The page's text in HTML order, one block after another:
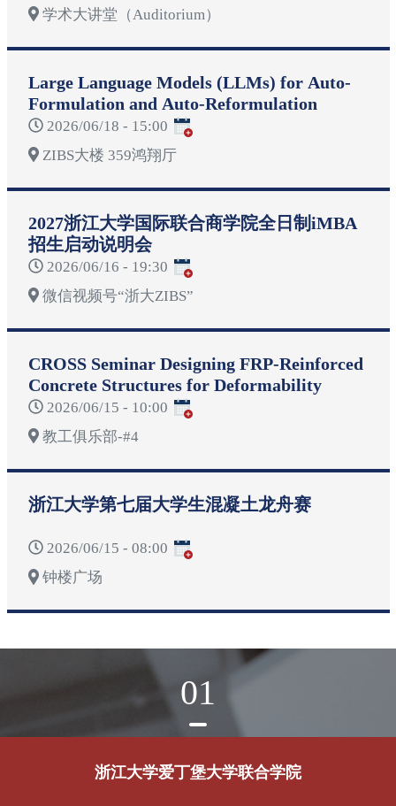
学术大讲堂（Auditorium）
Large Language Models (LLMs) for Auto-
Formulation and Auto-Reformulation
2026/06/18 - 15:00
ZIBS大楼 359鸿翔厅
2027浙江大学国际联合商学院全日制iMBA
招生启动说明会
2026/06/16 - 19:30
微信视频号“浙大ZIBS”
CROSS Seminar Designing FRP-Reinforced
Concrete Structures for Deformability
2026/06/15 - 10:00
教工俱乐部-#4
浙江大学第七届大学生混凝土龙舟赛
2026/06/15 - 08:00
钟楼广场
01
浙江大学爱丁堡大学联合学院